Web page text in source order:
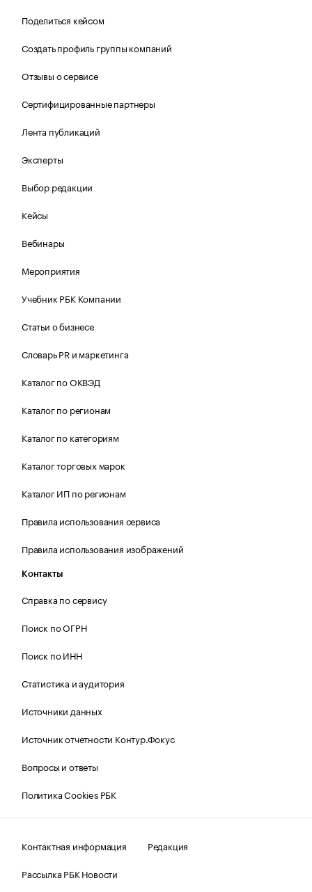
Поделиться кейсом
Создать профиль группы компаний
Отзывы о сервисе
Сертифицированные партнеры
Лента публикаций
Эксперты
Выбор редакции
Кейсы
Вебинары
Мероприятия
Учебник РБК Компании
Статьи о бизнесе
Словарь PR и маркетинга
Каталог по ОКВЭД
Каталог по регионам
Каталог по категориям
Каталог торговых марок
Каталог ИП по регионам
Правила использования сервиса
Правила использования изображений
Контакты
Справка по сервису
Поиск по ОГРН
Поиск по ИНН
Статистика и аудитория
Источники данных
Источник отчетности Контур.Фокус
Вопросы и ответы
Политика Cookies РБК
Контактная информация
Редакция
Рассылка РБК Новости